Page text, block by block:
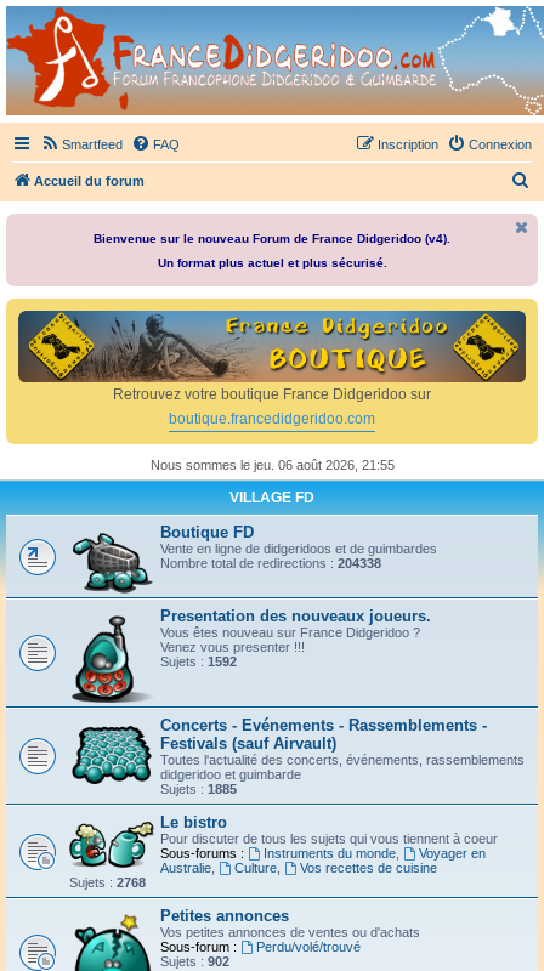
France Didgeridoo
Didgeridoo et Guimbarde sur France Didgeridoo - retrouvez la communauté.
Smartfeed FAQ Connexion
Inscription
Accueil du forum
e
r
Bienvenue sur le nouveau Forum de France Didgeridoo (v4).
Un format plus actuel et plus sécurisé.
Retrouvez votre boutique France Didgeridoo sur
boutique.francedidgeridoo.com
Nous sommes le jeu. 06 août 2026, 21:55
VILLAGE FD
Boutique FD
Vente en ligne de didgeridoos et de guimbardes
Nombre total de redirections : 204338
Presentation des nouveaux joueurs.
Vous êtes nouveau sur France Didgeridoo ?
Venez vous presenter !!!
Sujets : 1592
Concerts - Evénements - Rassemblements -
Festivals (sauf Airvault)
Toutes l'actualité des concerts, événements, rassemblements
didgeridoo et guimbarde
Sujets : 1885
Le bistro
Pour discuter de tous les sujets qui vous tiennent à coeur
Sous-forums :
Instruments du monde,
Voyager en
Australie
Culture,
Vos recettes de cuisine
Sujets : 2768
Petites annonces
Vos petites annonces de ventes ou d'achats
Sous-forum :
Perdu/volé/trouvé
Sujets : 902